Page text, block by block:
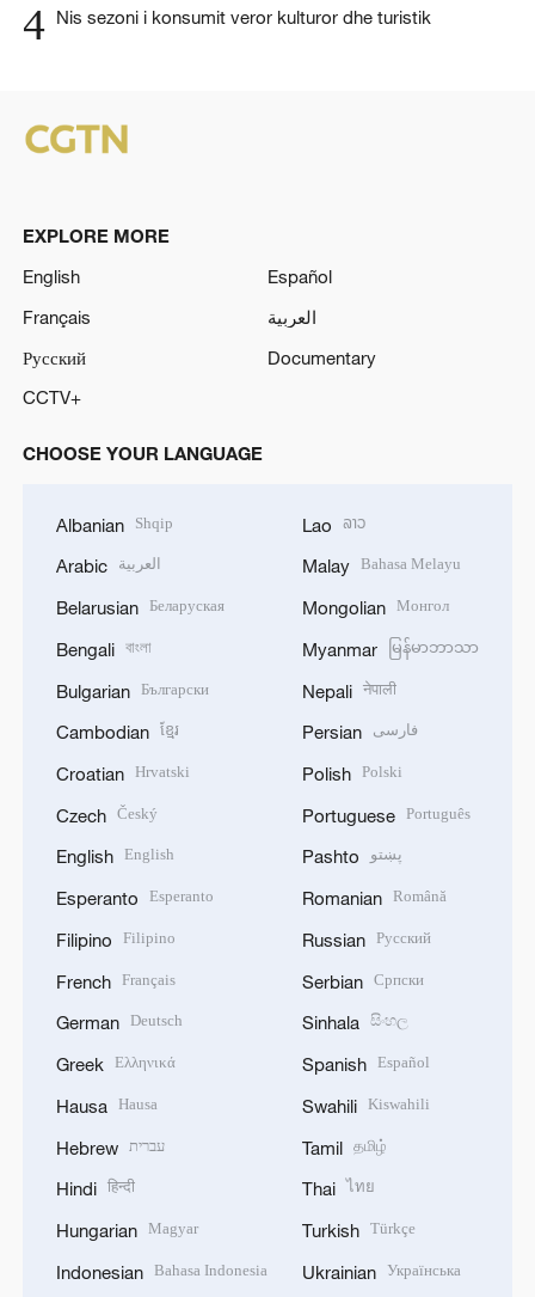
4 Nis sezoni i konsumit veror kulturor dhe turistik
EXPLORE MORE
English
Español
Français
العربية
Русский
Documentary
CCTV+
CHOOSE YOUR LANGUAGE
Albanian Shqip
Arabic العربية
Belarusian Беларуская
Bengali বাংলা
Bulgarian Български
Cambodian ខ្មែរ
Croatian Hrvatski
Czech Český
English English
Esperanto Esperanto
Filipino Filipino
French Français
German Deutsch
Greek Ελληνικά
Hausa Hausa
Hebrew עברית
Hindi हिन्दी
Hungarian Magyar
Indonesian Bahasa Indonesia
Lao ລາວ
Malay Bahasa Melayu
Mongolian Монгол
Myanmar မြန်မာဘာသာ
Nepali नेपाली
Persian فارسی
Polish Polski
Portuguese Português
Pashto پښتو
Romanian Română
Russian Русский
Serbian Српски
Sinhala සිංහල
Spanish Español
Swahili Kiswahili
Tamil தமிழ்
Thai ไทย
Turkish Türkçe
Ukrainian Українська